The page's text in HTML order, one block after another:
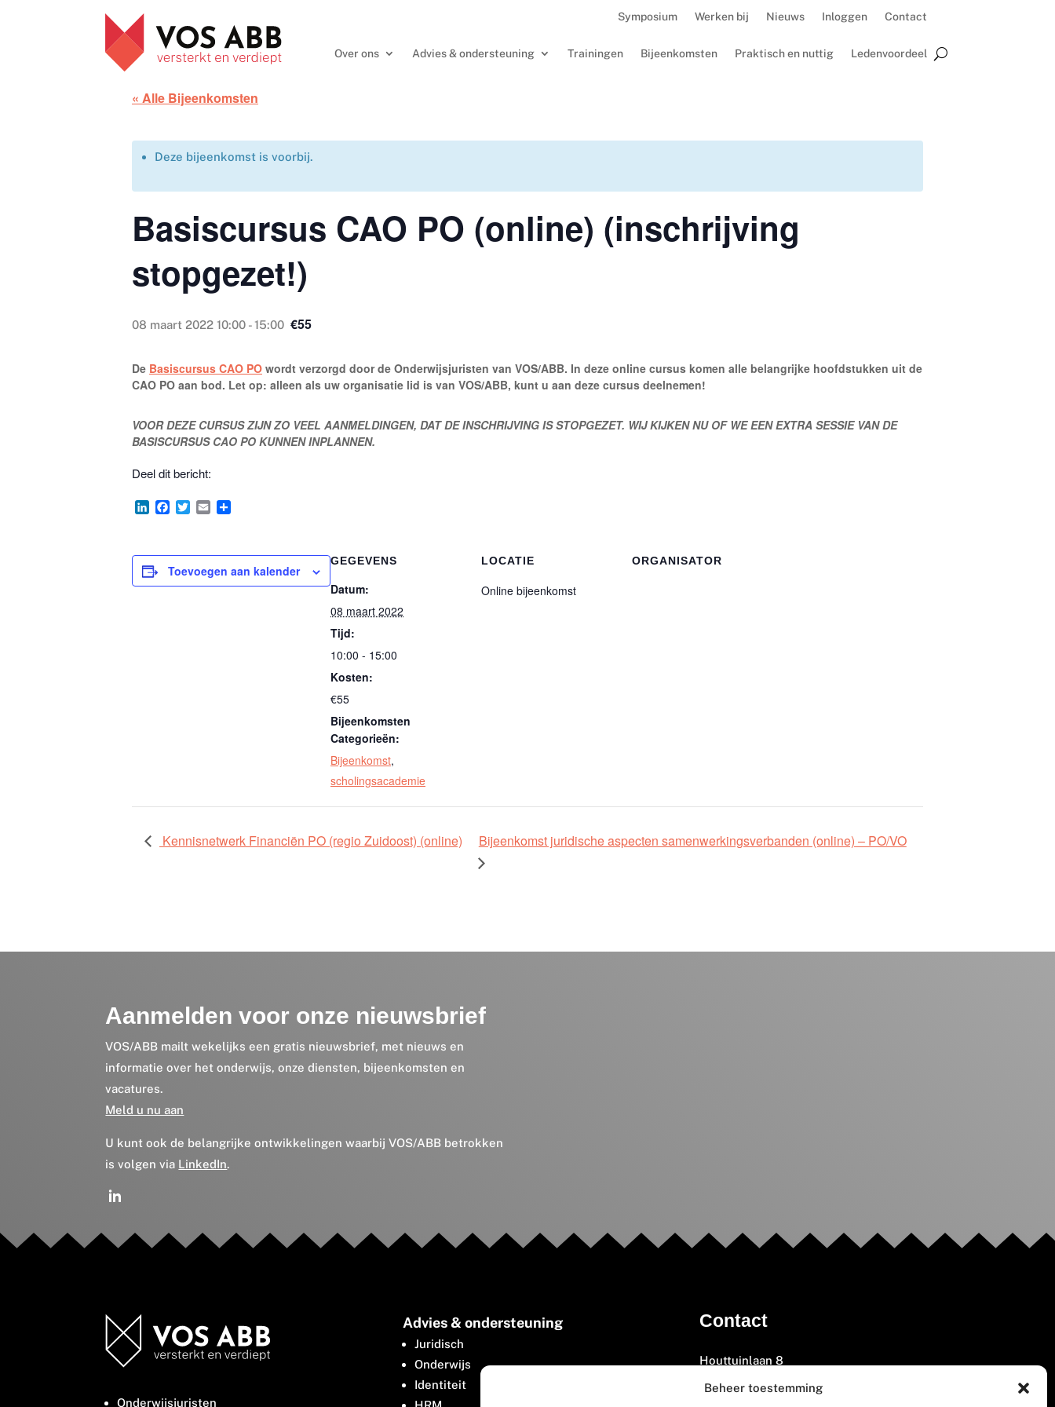
Beheer toestemming
Symposium Werken bij Nieuws Inloggen Contact
Over ons Advies & ondersteuning Trainingen Bijeenkomsten Praktisch en nuttig Ledenvoordeel
« Alle Bijeenkomsten
Deze bijeenkomst is voorbij.
Basiscursus CAO PO (online) (inschrijving
stopgezet!)
08 maart 2022 10:00 - 15:00 €55
De Basiscursus CAO PO wordt verzorgd door de Onderwijsjuristen van VOS/ABB. In deze online cursus komen alle belangrijke hoofdstukken uit de
CAO PO aan bod. Let op: alleen als uw organisatie lid is van VOS/ABB, kunt u aan deze cursus deelnemen!
VOOR DEZE CURSUS ZIJN ZO VEEL AANMELDINGEN, DAT DE INSCHRIJVING IS STOPGEZET. WIJ KIJKEN NU OF WE EEN EXTRA SESSIE VAN DE
BASISCURSUS CAO PO KUNNEN INPLANNEN.
Deel dit bericht:
LinkedInFacebook
TwitterEmail
Toevoegen aan kalender
GEGEVENS
Datum:
08 maart 2022
Tijd:
10:00 - 15:00
Kosten:
€55
Bijeenkomsten
Categorieën:
Bijeenkomst,
scholingsacademie
LOCATIE
Online bijeenkomst
ORGANISATOR
Kennisnetwerk Financiën PO (regio Zuidoost) (online) Bijeenkomst juridische aspecten samenwerkingsverbanden (online) – PO/VO
Aanmelden voor onze nieuwsbrief
VOS/ABB mailt wekelijks een gratis nieuwsbrief, met nieuws en
informatie over het onderwijs, onze diensten, bijeenkomsten en
vacatures.
Meld u nu aan
U kunt ook de belangrijke ontwikkelingen waarbij VOS/ABB betrokken
is volgen via LinkedIn.
Onderwijsjuristen
Advies & ondersteuning
Juridisch
Onderwijs
Identiteit
Contact
Houttuinlaan 8
3447 GM Woerden